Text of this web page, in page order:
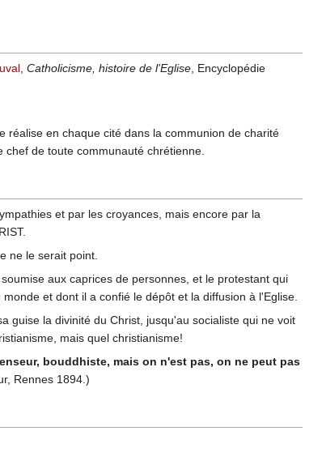
, Catholicisme, histoire de l'Eglise, Encyclopédie
réalise en chaque cité dans la communion de charité
chef de toute communauté chrétienne.
et par les croyances, mais encore par la
ne le serait point.
aux caprices de personnes, et le protestant qui
et dont il a confié le dépôt et la diffusion à l'Eglise.
guise la divinité du Christ, jusqu'au socialiste qui ne voit
mais quel christianisme!
bouddhiste, mais on n'est pas, on ne peut pas
Rennes 1894.)